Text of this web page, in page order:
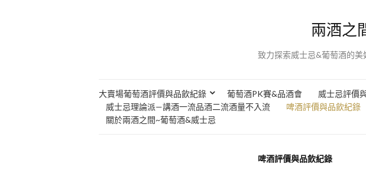
兩酒之
致力探索威士忌&葡萄酒的美
大賣場葡萄酒評價與品飲紀錄 葡萄酒PK賽&品酒會 威士忌評價
威士忌理論派—講酒一流品酒二流酒量不入流
啤酒評價與品飲紀錄
關於兩酒之間~葡萄酒&威士忌
啤酒評價與品飲紀錄